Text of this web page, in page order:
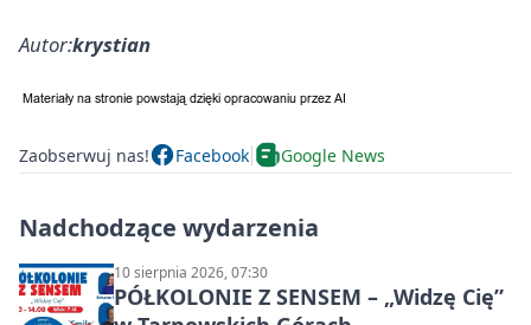
Autor:krystian
Zaobserwuj nas! Facebook Google News
Nadchodzące wydarzenia
10 sierpnia 2026, 07:30
PÓŁKOLONIE Z SENSEM – „Widzę Cię”